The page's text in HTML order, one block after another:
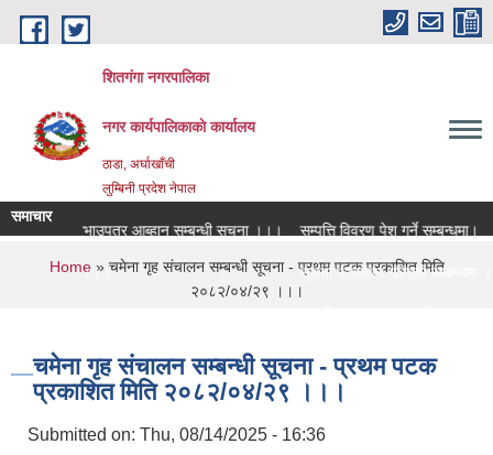
Skip to main content
शितगंगा नगरपालिका
नगर कार्यपालिकाकाे कार्यालय
ठाडा, अर्घाखाँची
लुम्बिनी प्रदेश नेपाल
समाचार
दरभाउपत्र आब्हान सम्बन्धी सूचना ।।।
सम्पत्ति विवरण पेश गर्ने सम्बन्धमा।
सम्बन्धमा ।।। सूचना प्रकाशन गरिएको सम्बन्धमा ।।।
You are here
Home» चमेना गृह स‌ंचालन सम्बन्धी सूचना - प्रथम पटक प्रकाशित मिति
२०८२/०४/२९ ।।।
चमेना गृह स‌ंचालन सम्बन्धी सूचना - प्रथम पटक
प्रकाशित मिति २०८२/०४/२९ ।।।
Submitted on: Thu, 08/14/2025 - 16:36